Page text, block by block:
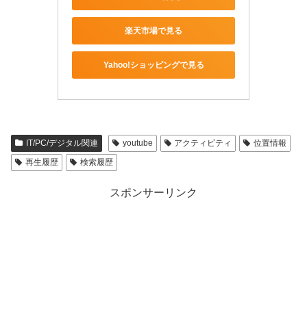
楽天市場で見る
Yahoo!ショッピングで見る
IT/PC/デジタル関連 youtube アクティビティ
位置情報
再生履歴
検索履歴
スポンサーリンク